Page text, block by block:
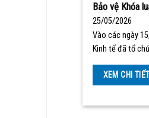
Bảo vệ Khóa
25/05/2026
Vào các ngày
Kinh tế đã tổ
XEM CHI